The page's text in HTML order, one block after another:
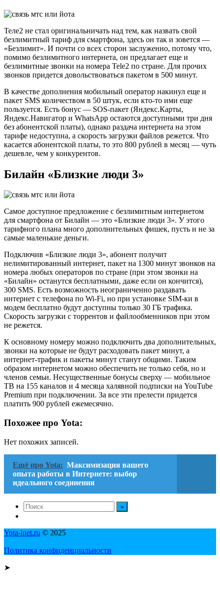
Теле2 не стал оригинальничать над тем, как назвать свой
безлимитный тариф для смартфона, здесь он так и зовется —
«Безлимит». И почти со всех сторон заслуженно, потому что,
помимо безлимитного интернета, он предлагает еще и
безлимитные звонки на номера Tele2 по стране. Для прочих
звонков придется довольствоваться пакетом в 500 минут.
В качестве дополнения мобильный оператор накинул еще и
пакет SMS количеством в 50 штук, если кто-то ими еще
пользуется. Есть бонус — SOS-пакет (Яндекс.Карты,
Яндекс.Навигатор и WhatsApp остаются доступными три дня
без абонентской платы), однако раздача интернета на этом
тарифе недоступна, а скорость загрузки файлов режется. Что
касается абонентской платы, то это 800 рублей в месяц — чуть
дешевле, чем у конкурентов.
Билайн «Близкие люди 3»
Самое доступное предложение с безлимитным интернетом
для смартфона от Билайн — это «Близкие люди 3». У этого
тарифного плана много дополнительных фишек, пусть и не за
самые маленькие деньги.
Подключив «Близкие люди 3», абонент получит
нелимитированный интернет, пакет на 1300 минут звонков на
номера любых операторов по стране (при этом звонки на
«Билайн» останутся бесплатными, даже если он кончится),
300 SMS. Есть возможность неограниченно раздавать
интернет с телефона по Wi-Fi, но при установке SIM-ки в
модем бесплатно будут доступны только 30 ГБ трафика.
Скорость загрузки с торрентов и файлообменников при этом
не режется.
К основному номеру можно подключить два дополнительных,
звонки на которые не будут расходовать пакет минут, а
интернет-трафик и пакеты минут станут общими. Таким
образом интернетом можно обеспечить не только себя, но и
членов семьи. Несущественные бонусы сверху — мобильное
ТВ на 155 каналов и 4 месяца халявной подписки на YouTube
Premium при подключении. За все эти прелести придется
платить 900 рублей ежемесячно.
Похожее про Yota:
Нет похожих записей.
Ещё про Yota: Максимизация вашего
опыта работы в Интернете: выбор
идеального соединения
Yota-inet.ru © 2025
Политика конфиденциальности
➤